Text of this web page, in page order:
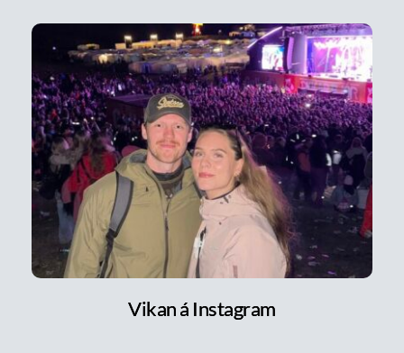
Vikan á Instagram